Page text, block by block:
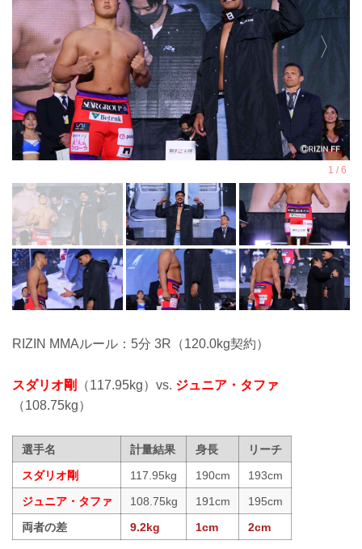
RIZIN MMAルール：5分 3R（120.0kg契約）
スダリオ剛 （117.95kg）vs. ジュニア・タファ
（108.75kg）
選手名 計量結果 身長
リーチ
スダリオ剛
117.95kg 190cm
193cm
ジュニア・タファ
108.75kg 191cm
195cm
両者の差
9.2kg 1cm 2cm